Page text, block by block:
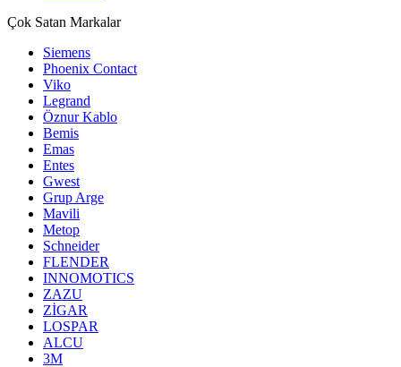
Çok Satan Markalar
Siemens
Phoenix Contact
Viko
Legrand
Öznur Kablo
Bemis
Emas
Entes
Gwest
Grup Arge
Mavili
Metop
Schneider
FLENDER
INNOMOTICS
ZAZU
ZİGAR
LOSPAR
ALCU
3M